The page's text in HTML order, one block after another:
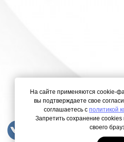
На сайте применяются cookie-
вы подтверждаете свое
соглашаетесь с политикой
Запретить сохранение
своего